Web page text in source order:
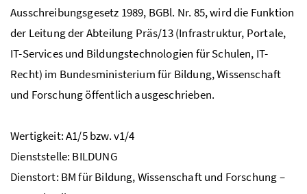
Ausschreibungsgesetz 1989, BGBl. Nr. 85, wird die Funktion
der Leitung der Abteilung Präs/13 (Infrastruktur, Portale,
IT-Services und Bildungstechnologien für Schulen, IT-
Recht) im Bundesministerium für Bildung, Wissenschaft
und Forschung öffentlich ausgeschrieben.
Wertigkeit: A1/5bzw. v1/4
Dienststelle: BILDUNG
Dienstort: BMfür Bildung, Wissenschaft und Forschung –